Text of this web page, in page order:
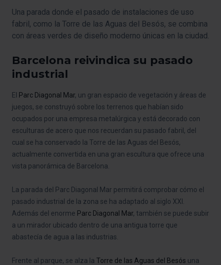
Una parada donde el pasado de instalaciones de uso
fabril, como la Torre de las Aguas del Besós, se combina
con áreas verdes de diseño moderno únicas en la ciudad.
Barcelona reivindica su pasado
industrial
El Parc Diagonal Mar, un gran espacio de vegetación y áreas de
juegos, se construyó sobre los terrenos que habían sido
ocupados por una empresa metalúrgica y está decorado con
esculturas de acero que nos recuerdan su pasado fabril, del
cual se ha conservado la Torre de las Aguas del Besós,
actualmente convertida en una gran escultura que ofrece una
vista panorámica de Barcelona.
La parada del Parc Diagonal Mar permitirá comprobar cómo el
pasado industrial de la zona se ha adaptado al siglo XXI.
Además del enorme Parc Diagonal Mar, también se puede subir
a un mirador ubicado dentro de una antigua torre que
abastecía de agua a las industrias.
Frente al parque, se alza la Torre de las Aguas del Besós una